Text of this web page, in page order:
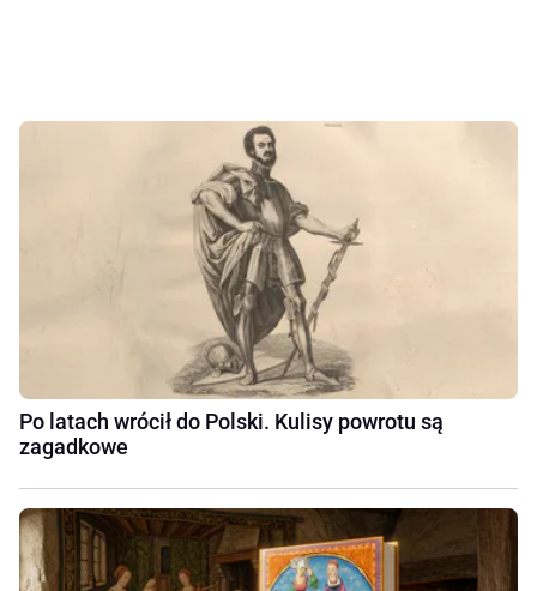
Po latach wrócił do Polski. Kulisy powrotu są
zagadkowe